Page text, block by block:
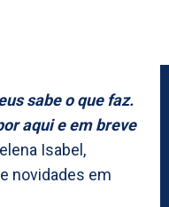
sabe o que faz.
aqui e em breve
Isabel,
novidades em